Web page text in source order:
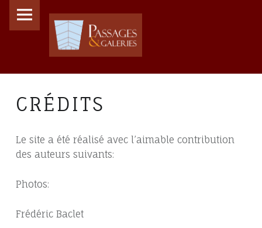
CRÉDITS - PASSAGES ET GALERIES
PRIMARY MENU
CRÉDITS
Le site a été réalisé avec l’aimable contribution
des auteurs suivants:
Photos:
Frédéric Baclet